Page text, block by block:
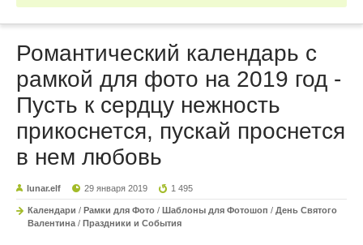
Романтический календарь с
рамкой для фото на 2019 год -
Пусть к сердцу нежность
прикоснется, пускай проснется
в нем любовь
lunar.elf 29 января 2019 1 495
Календари / Рамки для Фото / Шаблоны для Фотошоп / День Святого
Валентина / Праздники и События